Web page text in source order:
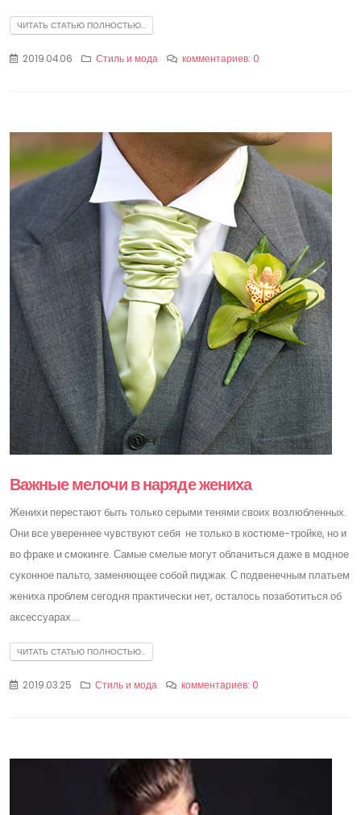
ЧИТАТЬ СТАТЬЮ ПОЛНОСТЬЮ...
2019.04.06 Стиль и мода комментариев: 0
Важные мелочи в наряде жениха
Женихи перестают быть только серыми тенями своих возлюбленных.
Они все увереннее чувствуют себя не только в костюме-тройке, но и
во фраке и смокинге. Самые смелые могут облачиться даже в модное
суконное пальто, заменяющее собой пиджак. С подвенечным платьем
жениха проблем сегодня практически нет, осталось позаботиться об
аксессуарах....
ЧИТАТЬ СТАТЬЮ ПОЛНОСТЬЮ...
2019.03.25 Стиль и мода комментариев: 0